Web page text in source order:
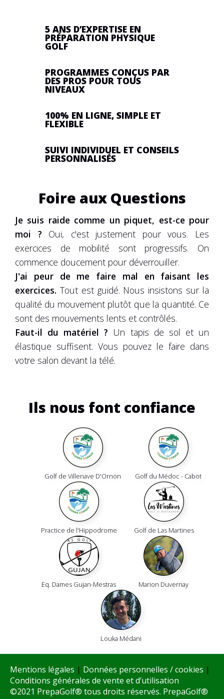
5 ANS D’EXPERTISE EN
PRÉPARATION PHYSIQUE
GOLF
PROGRAMMES CONÇUS PAR
DES PROS POUR TOUS
NIVEAUX
100% EN LIGNE, SIMPLE ET
FLEXIBLE
SUIVI INDIVIDUEL ET CONSEILS
PERSONNALISÉS
Foire aux Questions
Je suis raide comme un piquet, est-ce pour
moi ? Oui, c'est justement pour vous. Les
exercices de mobilité sont progressifs. On
commence doucement pour déverrouiller.
J'ai peur de me faire mal en faisant les
exercices. Tout est guidé. Nous insistons sur la
qualité du mouvement plutôt que la quantité. Ce
sont des mouvements lents et contrôlés.
Faut-il du matériel ? Un tapis de sol et un
élastique suffisent. Vous pouvez le faire dans
votre salon devant la télé.
Ils nous font confiance
Golf de Villenave D'Ornon Golf du Médoc - Cabot
Practice de l'Hippodrome Golf de Las Martines
Eq. Dames Gujan-Mestras Marion Duvernay
Louka Médani
Mentions légales | Données personnelles / cookies |
Conditions générales de vente et d’utilisation
©2021 PrepaGolf® tous droits réservés. PrepaGolf®